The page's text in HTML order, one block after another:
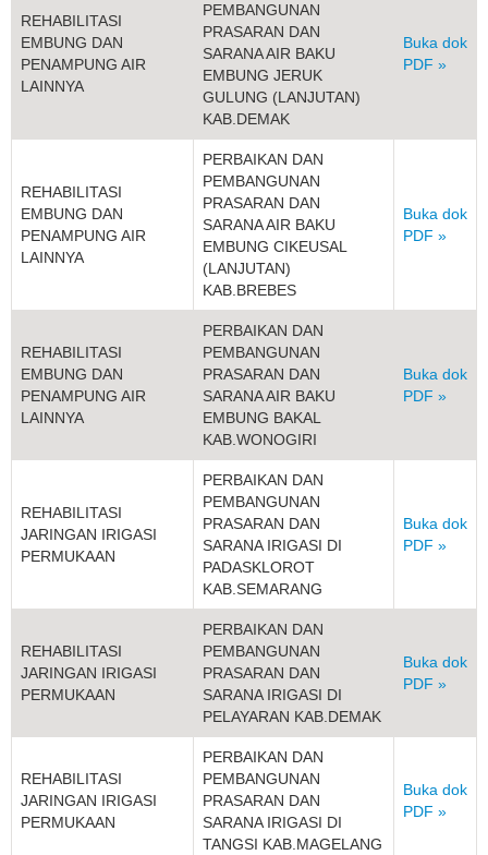
REHABILITASI
EMBUNG DAN
PENAMPUNG AIR
LAINNYA
PEMBANGUNAN
PRASARAN DAN
SARANA AIR BAKU
EMBUNG JERUK
GULUNG (LANJUTAN)
KAB.DEMAK
Buka dok
PDF »
REHABILITASI
EMBUNG DAN
PENAMPUNG AIR
LAINNYA
PERBAIKAN DAN
PEMBANGUNAN
PRASARAN DAN
SARANA AIR BAKU
EMBUNG CIKEUSAL
(LANJUTAN)
KAB.BREBES
Buka dok
PDF »
REHABILITASI
EMBUNG DAN
PENAMPUNG AIR
LAINNYA
PERBAIKAN DAN
PEMBANGUNAN
PRASARAN DAN
SARANA AIR BAKU
EMBUNG BAKAL
KAB.WONOGIRI
Buka dok
PDF »
REHABILITASI
JARINGAN IRIGASI
PERMUKAAN
PERBAIKAN DAN
PEMBANGUNAN
PRASARAN DAN
SARANA IRIGASI DI
PADASKLOROT
KAB.SEMARANG
Buka dok
PDF »
REHABILITASI
JARINGAN IRIGASI
PERMUKAAN
PERBAIKAN DAN
PEMBANGUNAN
PRASARAN DAN
SARANA IRIGASI DI
PELAYARAN KAB.DEMAK
Buka dok
PDF »
REHABILITASI
JARINGAN IRIGASI
PERMUKAAN
PERBAIKAN DAN
PEMBANGUNAN
PRASARAN DAN
SARANA IRIGASI DI
TANGSI KAB.MAGELANG
Buka dok
PDF »